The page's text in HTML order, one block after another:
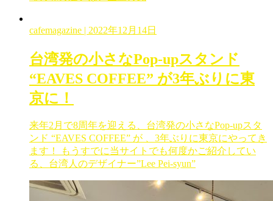
cafemagazine | 2022年12月14日
台湾発の小さなPop-upスタンド
“EAVES COFFEE” が3年ぶりに東
京に！
来年2月で8周年を迎える、台湾発の小さなPop-upスタ
ンド “EAVES COFFEE” が 、3年ぶりに東京にやってき
ます！ もうすでに当サイトでも何度かご紹介してい
る、台湾人のデザイナー”Lee Pei-syun”